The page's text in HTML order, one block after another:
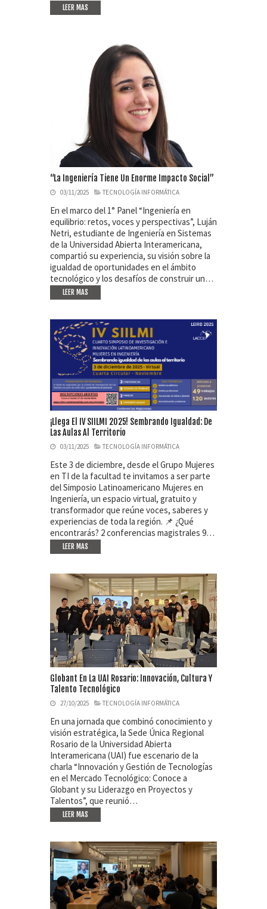
LEER MAS
“La Ingeniería Tiene Un Enorme Impacto Social”
03/11/2025 TECNOLOGÍA INFORMÁTICA
En el marco del 1° Panel “Ingeniería en
equilibrio: retos, voces y perspectivas”, Luján
Netri, estudiante de Ingeniería en Sistemas
de la Universidad Abierta Interamericana,
compartió su experiencia, su visión sobre la
igualdad de oportunidades en el ámbito
tecnológico y los desafíos de construir un…
LEER MAS
¡Llega El IV SIILMI 2025! Sembrando Igualdad: De
Las Aulas Al Territorio
03/11/2025 TECNOLOGÍA INFORMÁTICA
Este 3 de diciembre, desde el Grupo Mujeres
en TI de la facultad te invitamos a ser parte
del Simposio Latinoamericano Mujeres en
Ingeniería, un espacio virtual, gratuito y
transformador que reúne voces, saberes y
experiencias de toda la región. 📌 ¿Qué
encontrarás? 2 conferencias magistrales 9…
LEER MAS
Globant En La UAI Rosario: Innovación, Cultura Y
Talento Tecnológico
27/10/2025 TECNOLOGÍA INFORMÁTICA
En una jornada que combinó conocimiento y
visión estratégica, la Sede Única Regional
Rosario de la Universidad Abierta
Interamericana (UAI) fue escenario de la
charla “Innovación y Gestión de Tecnologías
en el Mercado Tecnológico: Conoce a
Globant y su Liderazgo en Proyectos y
Talentos”, que reunió…
LEER MAS